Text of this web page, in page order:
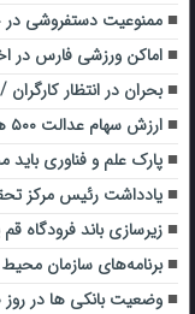
ممنوعیت دستفروشی در
اماکن ورزشی فارس در
بحران در انتظار
ارزش سهام عدالت ۵۰۰ هزار تومانی ها اعلام شد (۱۳ بهمن)
پارک علم و فناوری
یادداشت رئیس مرکز
زیرسازی باند فرودگاه
برنامه‌های سازمان
وضعیت بانکی ها در